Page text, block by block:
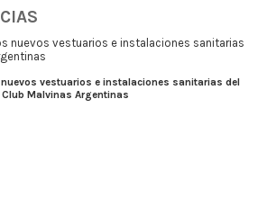
vestuarios e instalaciones sanitarias del
Club Malvinas Argentinas